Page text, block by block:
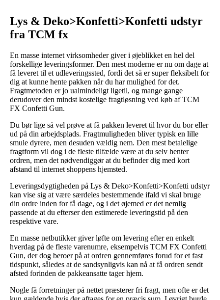
Lys & Deko>Konfetti>Konfetti udstyr
fra TCM fx
En masse internet virksomheder giver i øjeblikket en hel del
forskellige leveringsformer. Den mest moderne er nu om dage at
få leveret til et udleveringssted, fordi det så er super fleksibelt for
dig at kunne hente pakken når du har mulighed for det.
Fragtmetoden er jo ualmindeligt ligetil, og mange gange
derudover den mindst kostelige fragtløsning ved køb af TCM
FX Confetti Gun.
Du bør lige så vel prøve at få pakken leveret til hvor du bor eller
ud på din arbejdsplads. Fragtmuligheden bliver typisk en lille
smule dyrere, men desuden vældig nem. Den mest betalelige
fragtform vil dog i de fleste tilfælde være at du selv henter
ordren, men det nødvendiggør at du befinder dig med kort
afstand til internet shoppens hjemsted.
Leveringsdygtigheden på Lys & Deko>Konfetti>Konfetti udstyr
kan vise sig at være særdeles bestemmende ifald vi skal bruge
din ordre inden for få dage, og i det øjemed er det nemlig
passende at du efterser den estimerede leveringstid på den
respektive vare.
En masse netbutikker giver løfte om levering efter en enkelt
hverdag på de fleste varenumre, eksempelvis TCM FX Confetti
Gun, der dog beroer på at ordren gennemføres forud for et fast
tidspunkt, således at de sandsynligvis kan nå at få ordren sendt
afsted forinden de pakkeansatte tager hjem.
Nogle få forretninger på nettet præsterer fri fragt, men ofte er det